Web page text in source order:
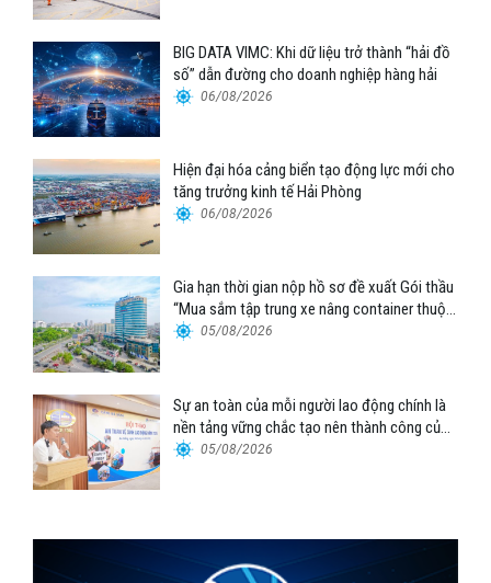
BIG DATA VIMC: Khi dữ liệu trở thành “hải đồ
số” dẫn đường cho doanh nghiệp hàng hải
06/08/2026
Hiện đại hóa cảng biển tạo động lực mới cho
tăng trưởng kinh tế Hải Phòng
06/08/2026
Gia hạn thời gian nộp hồ sơ đề xuất Gói thầu
“Mua sắm tập trung xe nâng container thuộc
Tổng công ty Hàng hải Việt Nam – CTCP”
05/08/2026
Sự an toàn của mỗi người lao động chính là
nền tảng vững chắc tạo nên thành công của
Cảng Đà Nẵng
05/08/2026